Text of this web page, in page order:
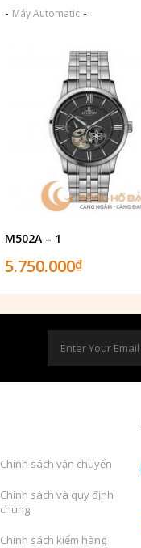
- Máy Automatic -
M502A – 1
5.750.000₫
Chính sách vận chuyển
Chính sách và quy định
chung
Chính sách kiểm hàng